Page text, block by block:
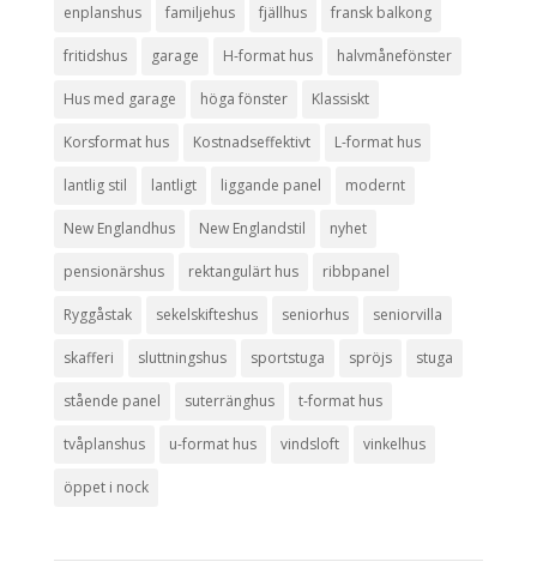
enplanshus familjehus fjällhus fransk balkong
fritidshus garage H-format hus halvmånefönster
Hus med garage höga fönster Klassiskt
Korsformat hus Kostnadseffektivt L-format hus
lantlig stil lantligt liggande panel modernt
New Englandhus New Englandstil nyhet
pensionärshus rektangulärt hus ribbpanel
Ryggåstak sekelskifteshus seniorhus seniorvilla
skafferi sluttningshus sportstuga spröjs stuga
stående panel suterränghus t-format hus
tvåplanshus u-format hus vindsloft vinkelhus
öppet i nock